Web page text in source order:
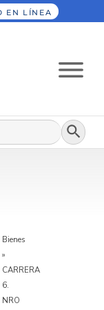
EN LÍNEA
Botón
Bienes
»
CARRERA
6.
NRO